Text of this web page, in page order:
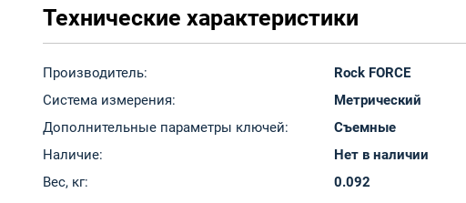
Технические характеристики
Производитель:
Rock FORCE
Система измерения:
Метрический
Дополнительные параметры ключей:
Съемные
Наличие:
Нет в наличии
Вес, кг:
0.092